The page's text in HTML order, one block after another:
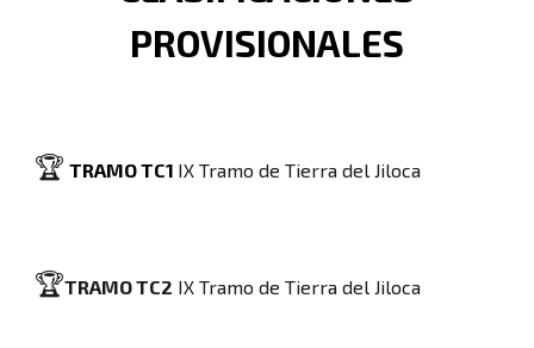
PROVISIONALES
🏆 TRAMO TC1 IX Tramo de Tierra del Jiloca
🏆TRAMO TC2 IX Tramo de Tierra del Jiloca